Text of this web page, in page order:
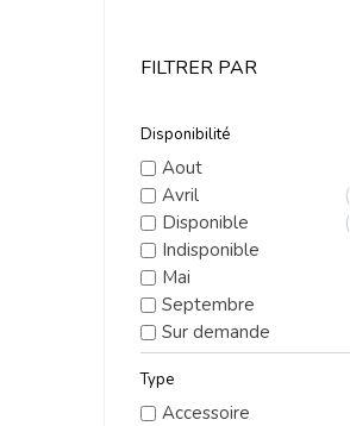
FILTRER PAR
Disponibilité
Aout
Avril
Disponible
Indisponible
Mai
Septembre
Sur demande
Type
Accessoire